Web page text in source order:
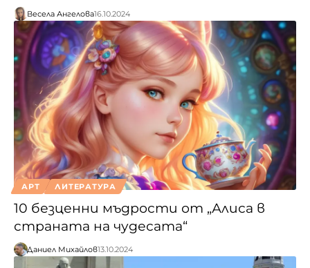
Весела Ангелова16.10.2024
АРТ ЛИТЕРАТУРА
10 безценни мъдрости от „Алиса в
страната на чудесата“
Даниел Михайлов13.10.2024